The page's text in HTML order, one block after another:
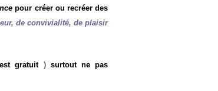
pour créer ou recréer des
de convivialité, de plaisir
gratuit) surtout ne pas